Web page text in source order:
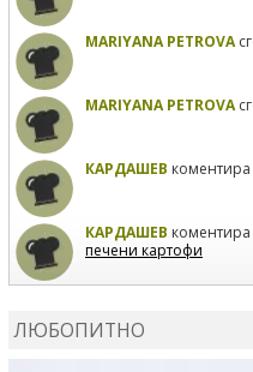
MARIYANA PETROVA
MARIYANA PETROVA
КАРДАШЕВ коментира
КАРДАШЕВ коментира
печени картофи
ЛЮБОПИТНО